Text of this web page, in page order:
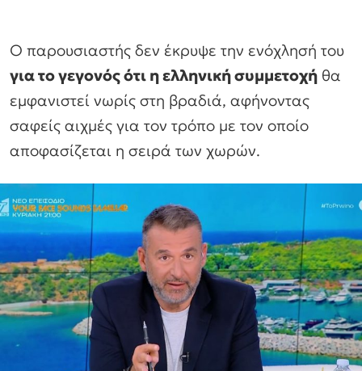
Ο παρουσιαστής δεν έκρυψε την ενόχλησή του
για το γεγονός ότι η ελληνική συμμετοχή θα
εμφανιστεί νωρίς στη βραδιά, αφήνοντας
σαφείς αιχμές για τον τρόπο με τον οποίο
αποφασίζεται η σειρά των χωρών.